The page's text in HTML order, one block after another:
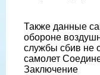
Также данные
обороне
службы сбив не
самолет
Заключение